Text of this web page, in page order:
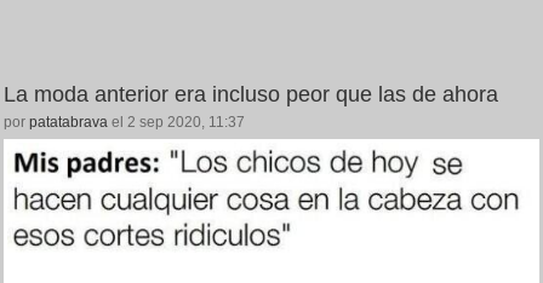
La moda anterior era incluso peor que las de ahora
por patatabrava el 2 sep 2020, 11:37